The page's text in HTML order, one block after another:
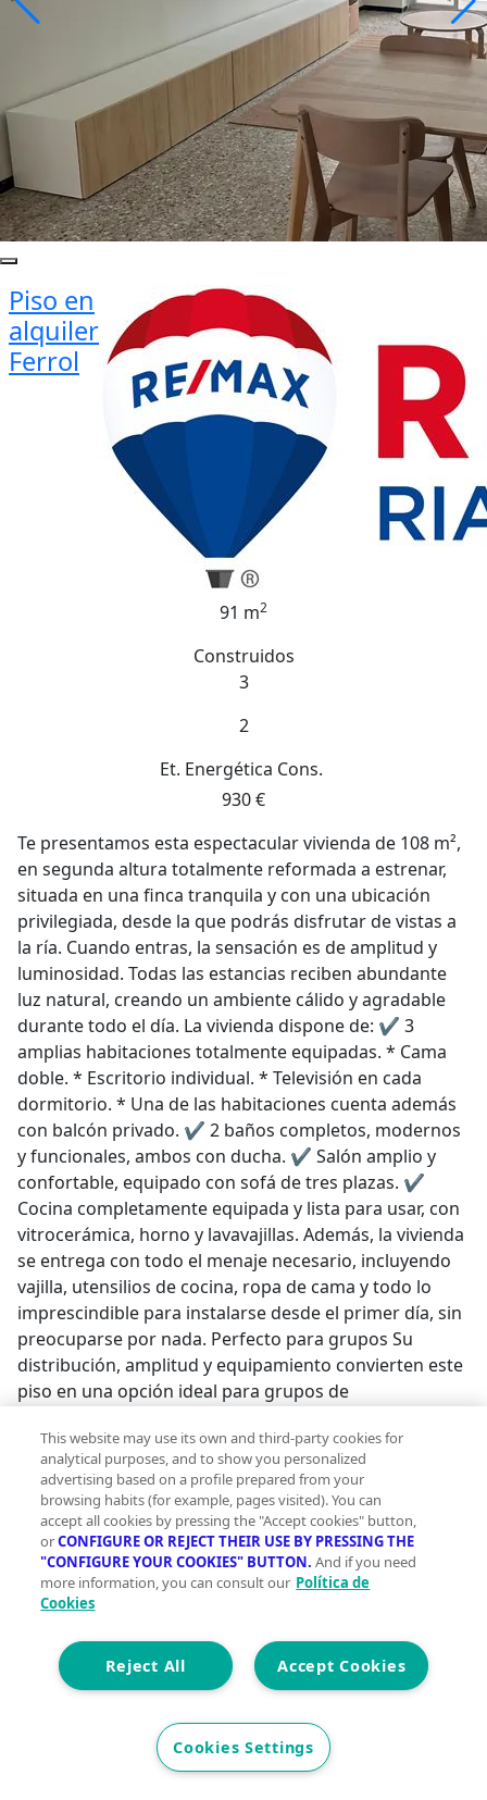
Piso en
alquiler
Ferrol
91 m2
Construidos
3
2
Et. Energética Cons.
930 €
Te presentamos esta espectacular vivienda de 108 m²,
en segunda altura totalmente reformada a estrenar,
situada en una finca tranquila y con una ubicación
privilegiada, desde la que podrás disfrutar de vistas a
la ría. Cuando entras, la sensación es de amplitud y
luminosidad. Todas las estancias reciben abundante
luz natural, creando un ambiente cálido y agradable
durante todo el día. La vivienda dispone de: ✔️ 3
amplias habitaciones totalmente equipadas. * Cama
doble. * Escritorio individual. * Televisión en cada
dormitorio. * Una de las habitaciones cuenta además
con balcón privado. ✔️ 2 baños completos, modernos
y funcionales, ambos con ducha. ✔️ Salón amplio y
confortable, equipado con sofá de tres plazas. ✔️
Cocina completamente equipada y lista para usar, con
vitrocerámica, horno y lavavajillas. Además, la vivienda
se entrega con todo el menaje necesario, incluyendo
vajilla, utensilios de cocina, ropa de cama y todo lo
imprescindible para instalarse desde el primer día, sin
preocuparse por nada. Perfecto para grupos Su
distribución, amplitud y equipamiento convierten este
piso en una opción ideal para grupos de
cualquier grupo que busque compartir vivienda sin
renunciar a la comodidad y la privacidad. A través de
convenios nacionales con las principales entidades
bancarias, permite que nuestros clientes disfruten de
las mejores condiciones de financiamiento del
mercado con condiciones especiales y ventajosas,
recibiendo un trato de "PRIME" que nos diferencia.
errores, se muestra a título informativo y no
contractual.;
This website may use its own and third-party cookies for
analytical purposes, and to show you personalized
advertising based on a profile prepared from your
browsing habits (for example, pages visited). You can
accept all cookies by pressing the "Accept cookies" button,
orCONFIGURE OR REJECT THEIR USE BY PRESSING THE
"CONFIGURE YOUR COOKIES" BUTTON. And if you need
more information, you can consult our Política de
Cookies
Accept Cookies
Reject All
Cookies Settings